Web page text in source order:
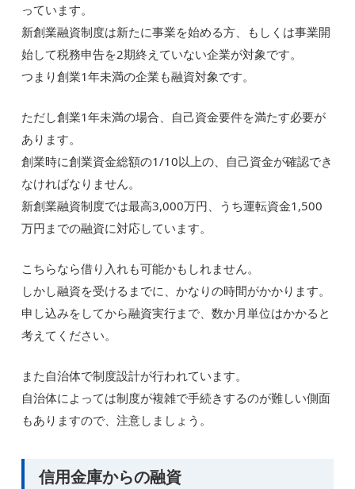
っています。
新創業融資制度は新たに事業を始める方、もしくは事業開
始して税務申告を2期終えていない企業が対象です。
つまり創業1年未満の企業も融資対象です。
ただし創業1年未満の場合、自己資金要件を満たす必要が
あります。
創業時に創業資金総額の1/10以上の、自己資金が確認でき
なければなりません。
新創業融資制度では最高3,000万円、うち運転資金1,500
万円までの融資に対応しています。
こちらなら借り入れも可能かもしれません。
しかし融資を受けるまでに、かなりの時間がかかります。
申し込みをしてから融資実行まで、数か月単位はかかると
考えてください。
また自治体で制度設計が行われています。
自治体によっては制度が複雑で手続きするのが難しい側面
もありますので、注意しましょう。
信用金庫からの融資